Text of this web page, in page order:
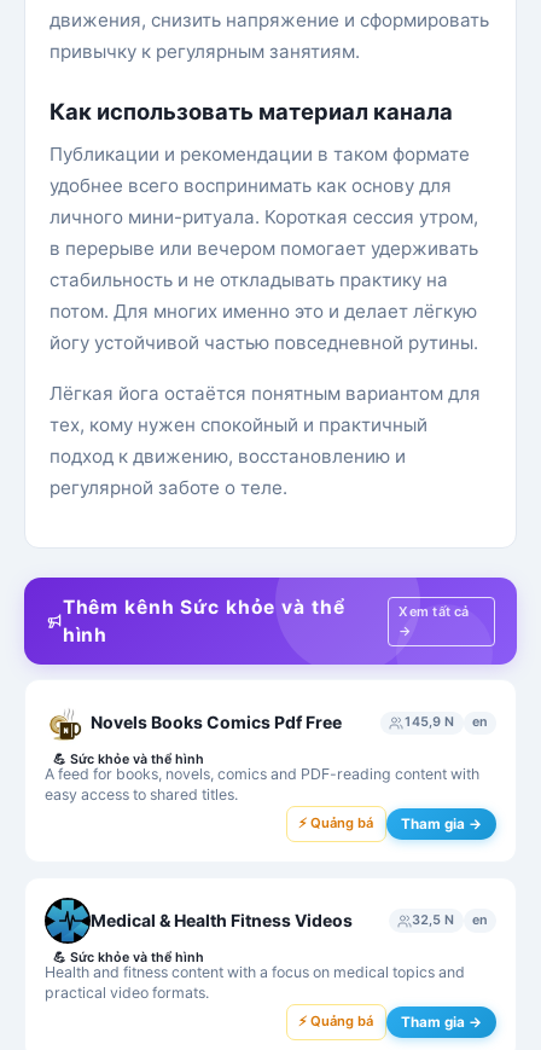
движения, снизить напряжение и сформировать
привычку к регулярным занятиям.
Как использовать материал канала
Публикации и рекомендации в таком формате
удобнее всего воспринимать как основу для
личного мини-ритуала. Короткая сессия утром,
в перерыве или вечером помогает удерживать
стабильность и не откладывать практику на
потом. Для многих именно это и делает лёгкую
йогу устойчивой частью повседневной рутины.
Лёгкая йога остаётся понятным вариантом для
тех, кому нужен спокойный и практичный
подход к движению, восстановлению и
регулярной заботе о теле.
Thêm kênh Sức khỏe và thể
hình
Xem tất cả
→
Novels Books Comics Pdf Free 145,9 N en
A feed for books, novels, comics and PDF-reading content with
easy access to shared titles.
💪 Sức khỏe và thể hình
⚡ Quảng bá Tham gia →
Medical & Health Fitness Videos 32,5 N en
Health and fitness content with a focus on medical topics and
practical video formats.
💪 Sức khỏe và thể hình
⚡ Quảng bá Tham gia →